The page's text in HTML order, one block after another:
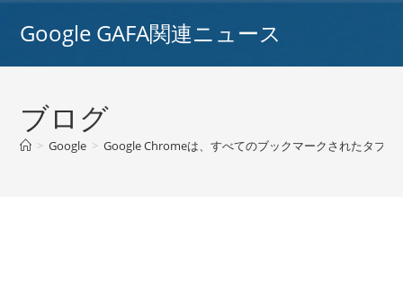
Google GAFA関連ニュース
ブログ
> Google > Google Chromeは、すべてのブックマークされたタブ